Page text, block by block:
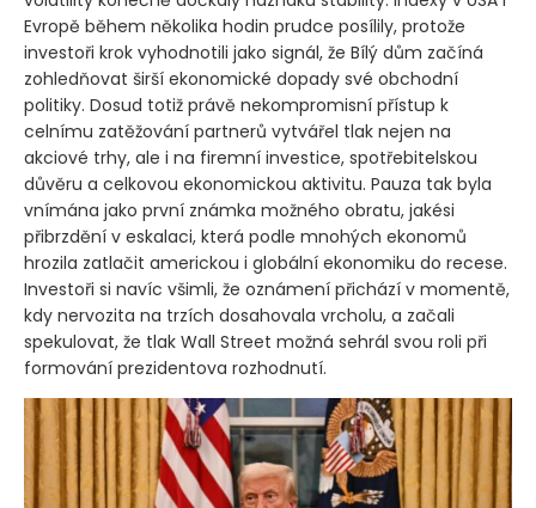
Evropě během několika hodin prudce posílily, protože
investoři krok vyhodnotili jako signál, že Bílý dům začíná
zohledňovat širší ekonomické dopady své obchodní
politiky. Dosud totiž právě nekompromisní přístup k
celnímu zatěžování partnerů vytvářel tlak nejen na
akciové trhy, ale i na firemní investice, spotřebitelskou
důvěru a celkovou ekonomickou aktivitu. Pauza tak byla
vnímána jako první známka možného obratu, jakési
přibrzdění v eskalaci, která podle mnohých ekonomů
hrozila zatlačit americkou i globální ekonomiku do recese.
Investoři si navíc všimli, že oznámení přichází v momentě,
kdy nervozita na trzích dosahovala vrcholu, a začali
spekulovat, že tlak Wall Street možná sehrál svou roli při
formování prezidentova rozhodnutí.